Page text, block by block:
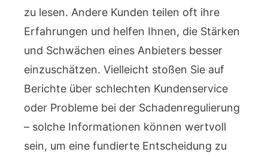
zu lesen. Andere Kunden teilen oft ihre
Erfahrungen und helfen Ihnen, die Stärken
und Schwächen eines Anbieters besser
einzuschätzen. Vielleicht stoßen Sie auf
Berichte über schlechten Kundenservice
oder Probleme bei der Schadenregulierung
– solche Informationen können wertvoll
sein, um eine fundierte Entscheidung zu